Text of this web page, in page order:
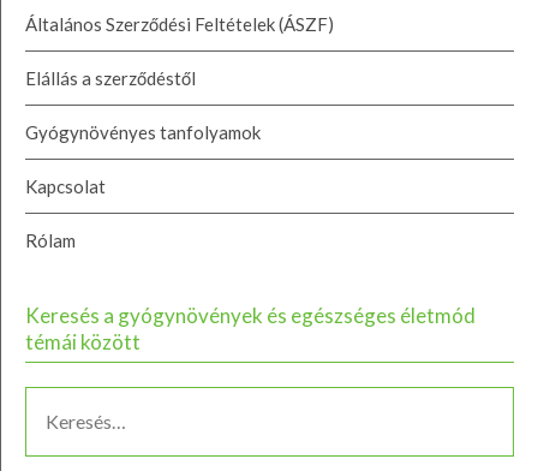
Általános Szerződési Feltételek (ÁSZF)
Elállás a szerződéstől
Gyógynövényes tanfolyamok
Kapcsolat
Rólam
Keresés a gyógynövények és egészséges életmód
témái között